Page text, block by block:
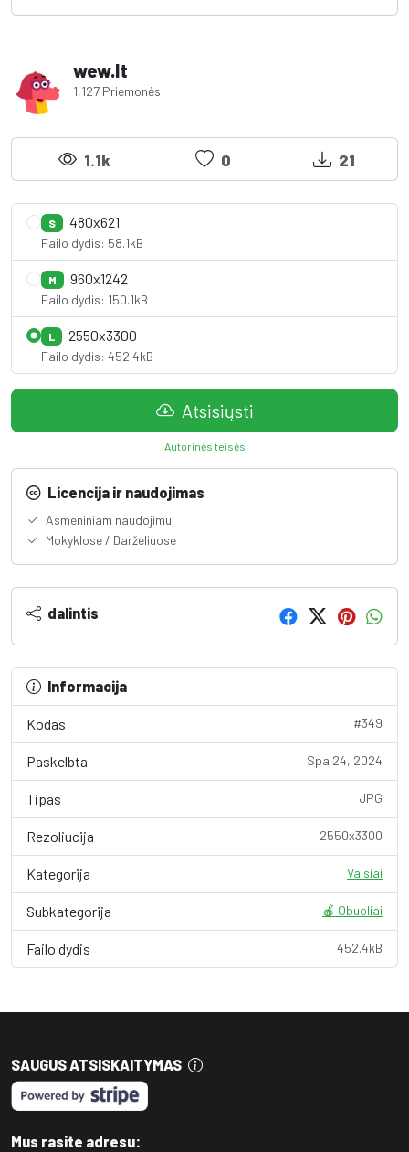
wew.lt
1,127 Priemonės
1.1k 0 21
S 480x621
Failo dydis: 58.1kB
M 960x1242
Failo dydis: 150.1kB
L 2550x3300
Failo dydis: 452.4kB
Atsisiųsti
Autorinės teisės
Licencija ir naudojimas
Asmeniniam naudojimui
Mokyklose / Darželiuose
dalintis
Informacija
Kodas #349
Paskelbta Spa 24, 2024
Tipas JPG
Rezoliucija 2550x3300
Kategorija Vaisiai
Subkategorija 🍎 Obuoliai
Failo dydis 452.4kB
SAUGUS ATSISKAITYMAS
Mus rasite adresu: